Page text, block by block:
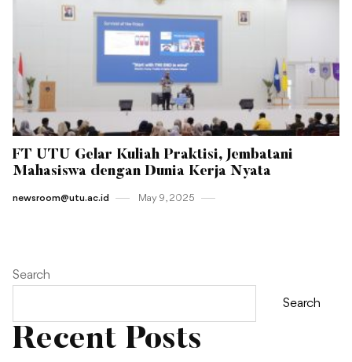
FT UTU Gelar Kuliah Praktisi, Jembatani
Mahasiswa dengan Dunia Kerja Nyata
newsroom@utu.ac.id May 9 , 2025
Search
Search
Recent Posts